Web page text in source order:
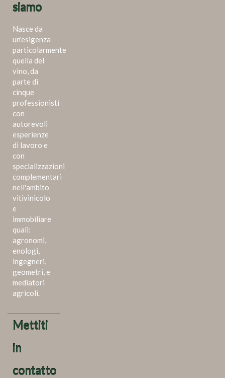
siamo
Nasce da
un'esigenza
particolarmente
quella del
vino, da
parte di
cinque
professionisti
con
autorevoli
esperienze
di lavoro e
con
specializzazioni
complementari
nell'ambito
vitivinicolo
e
immobiliare
quali:
agronomi,
enologi,
ingegneri,
geometri, e
mediatori
agricoli.
Mettiti
in
contatto